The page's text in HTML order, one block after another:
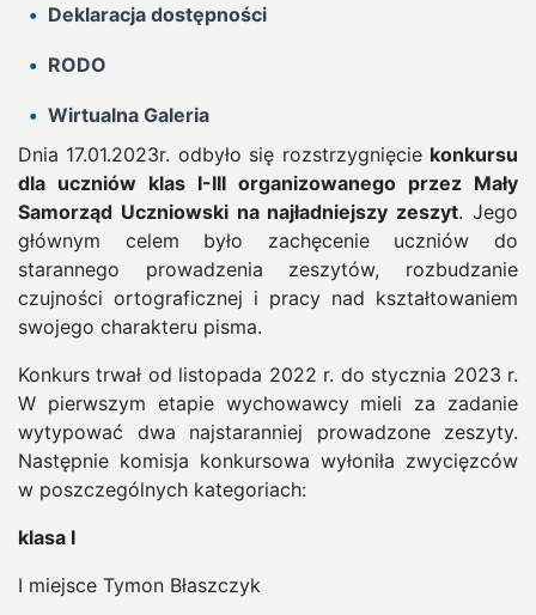
Deklaracja dostępności
RODO
Wirtualna Galeria
Dnia 17.01.2023r. odbyło się rozstrzygnięcie konkursu
dla uczniów klas I-III organizowanego przez Mały
Samorząd Uczniowski na najładniejszy zeszyt. Jego
głównym celem było zachęcenie uczniów do
starannego prowadzenia zeszytów, rozbudzanie
czujności ortograficznej i pracy nad kształtowaniem
swojego charakteru pisma.
Konkurs trwał od listopada 2022 r. do stycznia 2023 r.
W pierwszym etapie wychowawcy mieli za zadanie
wytypować dwa najstaranniej prowadzone zeszyty.
Następnie komisja konkursowa wyłoniła zwycięzców
w poszczególnych kategoriach:
klasa I
I miejsce Tymon Błaszczyk